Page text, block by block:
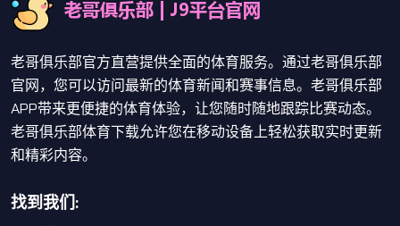
老哥俱乐部官方直营提供全面的体育服务。通过老哥俱乐部
官网，您可以访问最新的体育新闻和赛事信息。老哥俱乐部
APP带来更便捷的体育体验，让您随时随地跟踪比赛动态。
老哥俱乐部体育下载允许您在移动设备上轻松获取实时更新
和精彩内容。
找到我们: